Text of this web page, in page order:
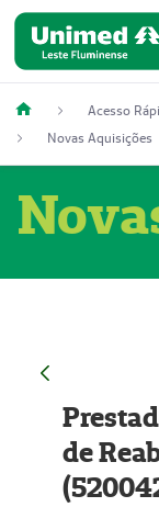
Acesso
Novas Aquisições
de